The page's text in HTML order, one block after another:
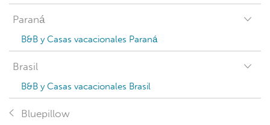
Paraná
B&B y Casas vacacionales Paraná
Brasil
B&B y Casas vacacionales Brasil
Bluepillow